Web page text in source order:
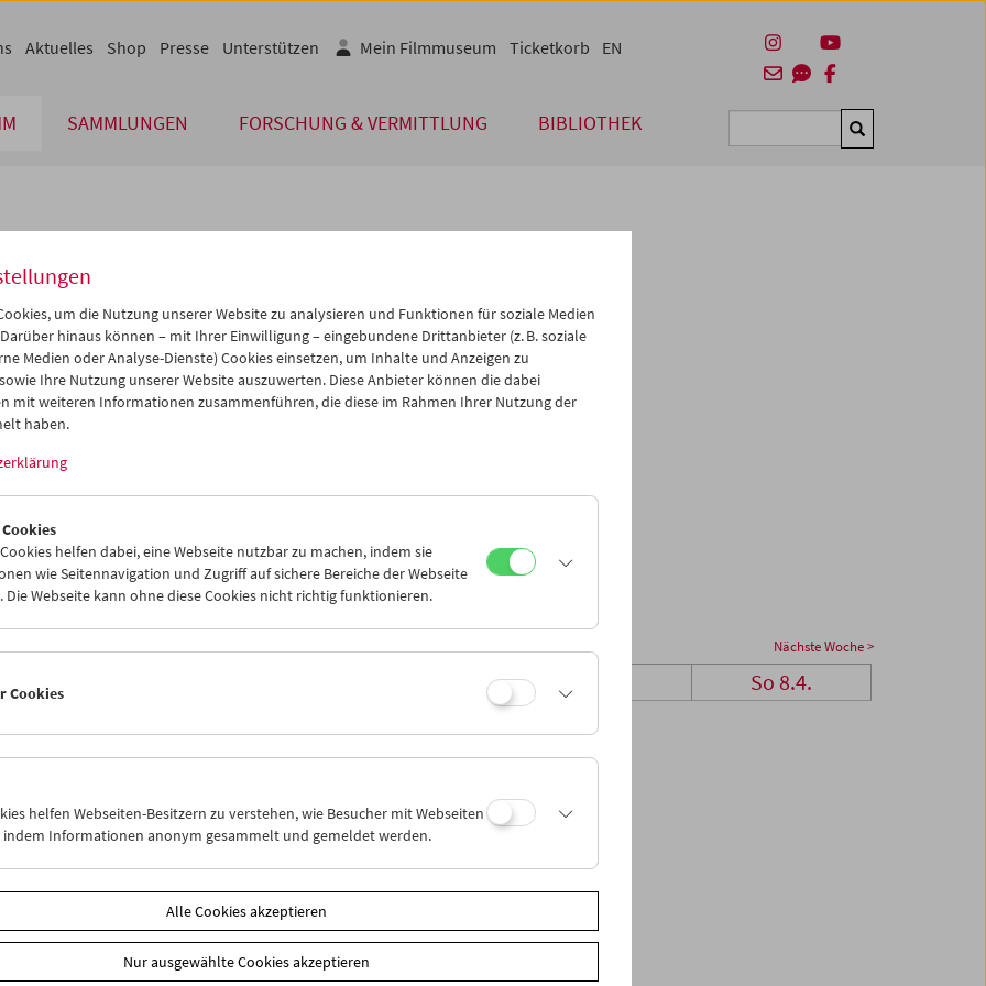
SAMMLUNGEN FORSCHUNG & VERMITTLUNG BIBLIOTHEK Suchen
Aktuelles Shop Presse Unterstützen Mein Filmmuseum Ticketkorb EN
Apr 2012 >>
Mi Do Fr Sa So
28 29 30 31
01
04 05 06 07
08
11 12
18 19
02
iCalender
Programmheft-PDF
English language or subtitles
Nächste Woche >
Mi 4.4. So 8.4.
um die Nutzung unserer Website zu analysieren und Funktionen für soziale Medien
hinaus können – mit Ihrer Einwilligung – eingebundene Drittanbieter (z. B. soziale
Medien oder Analyse-Dienste) Cookies einsetzen, um Inhalte und Anzeigen zu
Ihre Nutzung unserer Website auszuwerten. Diese Anbieter können die dabei
mit weiteren Informationen zusammenführen, die diese im Rahmen Ihrer Nutzung der
haben.
helfen dabei, eine Webseite nutzbar zu machen, indem sie
wie Seitennavigation und Zugriff auf sichere Bereiche der Webseite
Die Webseite kann ohne diese Cookies nicht richtig funktionieren.
Cookies
helfen Webseiten-Besitzern zu verstehen, wie Besucher mit Webseiten
indem Informationen anonym gesammelt und gemeldet werden.
Alle Cookies akzeptieren
Nur ausgewählte Cookies akzeptieren